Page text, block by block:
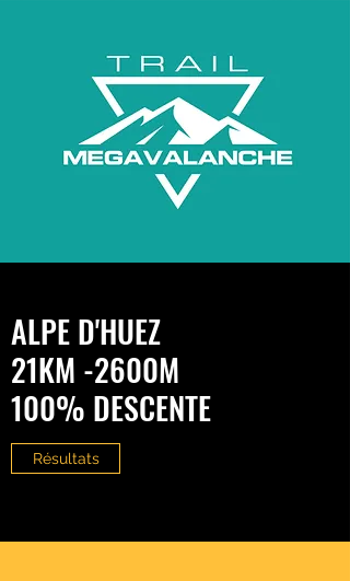
ALPE D'HUEZ
21KM -2600M
100% DESCENTE
Résultats